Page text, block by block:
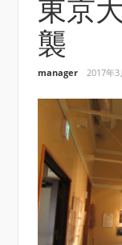
東京
襲
manager 2017年3